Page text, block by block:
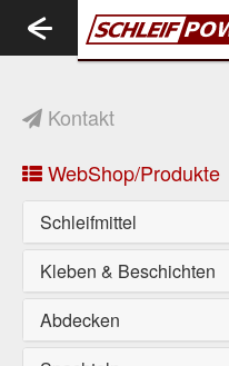
Kontakt
WebShop/Produkte
Schleifmittel
Kleben & Beschichten
Abdecken
Toggle
navigation